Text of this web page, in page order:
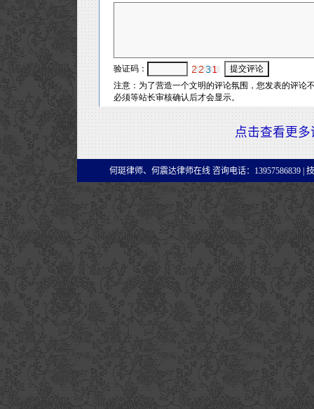
点击查看更多
何珽律师、何震达律师在线 咨询电话：13957586839 |